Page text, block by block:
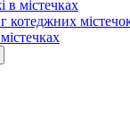
в містечках
котеджних